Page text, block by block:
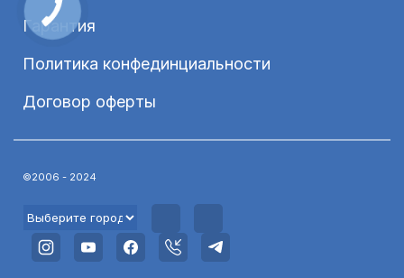
Гарантия
Политика конфединциальности
Договор оферты
©2006 - 2024